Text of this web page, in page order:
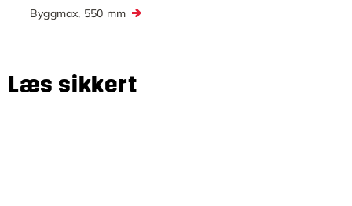
Byggmax, 550 mm
Læs sikkert